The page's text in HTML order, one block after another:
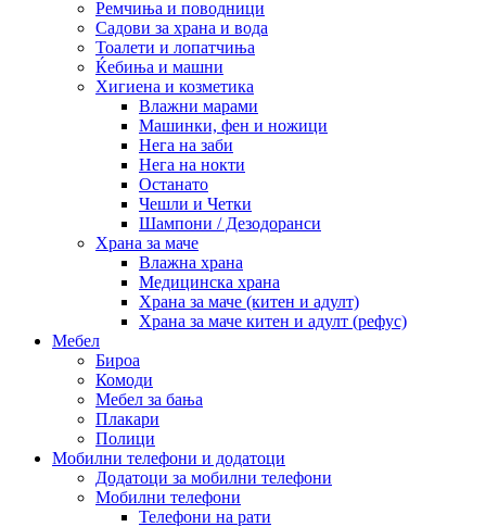
Ремчиња и поводници
Садови за храна и вода
Тоалети и лопатчиња
Ќебиња и машни
Хигиена и козметика
Влажни марами
Машинки, фен и ножици
Нега на заби
Нега на нокти
Останато
Чешли и Четки
Шампони / Дезодоранси
Храна за маче
Влажна храна
Медицинска храна
Храна за маче (китен и адулт)
Храна за маче китен и адулт (рефус)
Мебел
Бироа
Комоди
Мебел за бања
Плакари
Полици
Мобилни телефони и додатоци
Додатоци за мобилни телефони
Мобилни телефони
Телефони на рати